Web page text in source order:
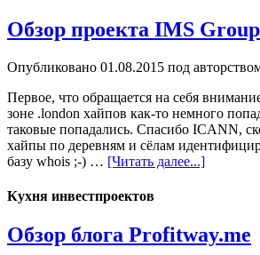
Обзор проекта IMS Group
Опубликовано 01.08.2015 под
Первое, что обращается на себя
зоне .london хайпов как-то немного
таковые попадались. Спасибо ICANN,
хайпы по деревням и сёлам
базу whois ;-) … [Читать далее...]
Кухня инвестпроектов
Обзор блога Profitway.me